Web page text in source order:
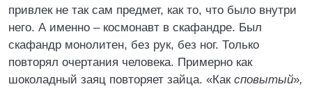
привлек не так сам предмет, как то, что было внутри
него. А именно – космонавт в скафандре. Был
скафандр монолитен, без рук, без ног. Только
повторял очертания человека. Примерно как
шоколадный заяц повторяет зайца. «Как сповытый»,